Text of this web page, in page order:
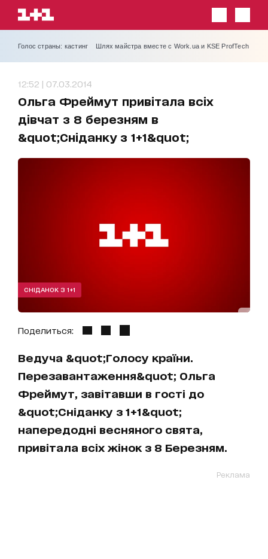
Голос страны: кастинг Шлях майстра вместе с Work.ua и KSE ProfTech
12:52 | 07.03.2014
Ольга Фреймут привітала всіх
дівчат з 8 березням в
&quot;Сніданку з 1+1&quot;
СНІДАНОК З 1+1
Поделиться:
Ведуча &quot;Голосу країни.
Перезавантаження&quot; Ольга
Фреймут, завітавши в гості до
&quot;Сніданку з 1+1&quot;
напередодні весняного свята,
привітала всіх жінок з 8 Березням.
Реклама